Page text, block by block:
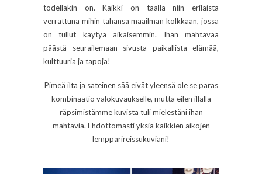
todellakin on. Kaikki on täällä niin erilaista
verrattuna mihin tahansa maailman kolkkaan, jossa
on tullut käytyä aikaisemmin. Ihan mahtavaa
päästä seurailemaan sivusta paikallista elämää,
kulttuuria ja tapoja!
Pimeä ilta ja sateinen sää eivät yleensä ole se paras
kombinaatio valokuvaukselle, mutta eilen illalla
räpsimistämme kuvista tuli mielestäni ihan
mahtavia. Ehdottomasti yksiä kaikkien aikojen
lempparireissukuviani!